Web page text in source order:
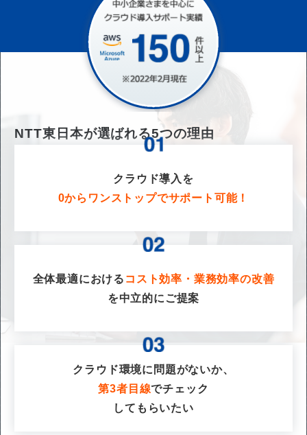
NTT東日本が選ばれる5つの理由
クラウド導入を
0からワンストップでサポート可能！
全体最適における コスト効率・業務効率の改善
を中立的にご提案
クラウド環境に問題がないか、
第3者目線でチェック
してもらいたい